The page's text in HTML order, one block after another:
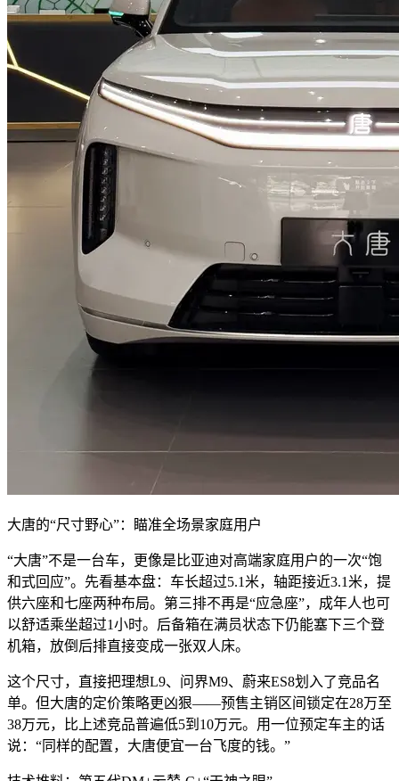
大唐的“尺寸野心”：瞄准全场景家庭用户
“大唐”不是一台车，更像是比亚迪对高端家庭用户的一次“饱
和式回应”。先看基本盘：车长超过5.1米，轴距接近3.1米，提
供六座和七座两种布局。第三排不再是“应急座”，成年人也可
以舒适乘坐超过1小时。后备箱在满员状态下仍能塞下三个登
机箱，放倒后排直接变成一张双人床。
这个尺寸，直接把理想L9、问界M9、蔚来ES8划入了竞品名
单。但大唐的定价策略更凶狠——预售主销区间锁定在28万至
38万元，比上述竞品普遍低5到10万元。用一位预定车主的话
说：“同样的配置，大唐便宜一台飞度的钱。”